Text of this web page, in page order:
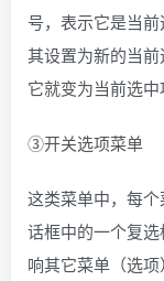
号，表示它是当
其设置为新的当前
它就变为当前选中
③开关选项菜单
这类菜单中，每
话框中的一个复
响其它菜单（选项